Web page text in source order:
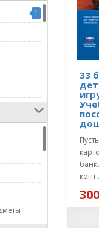
1
33
конт..